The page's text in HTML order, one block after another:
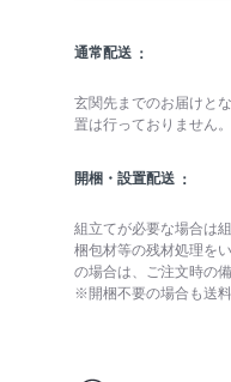
通常配送
玄関先までのお届けと
置は行っておりません。
開梱・設置配送
組立てが必要な場合は
梱包材等の残材処理を
の場合は、ご注文時の
※開梱不要の場合も送料